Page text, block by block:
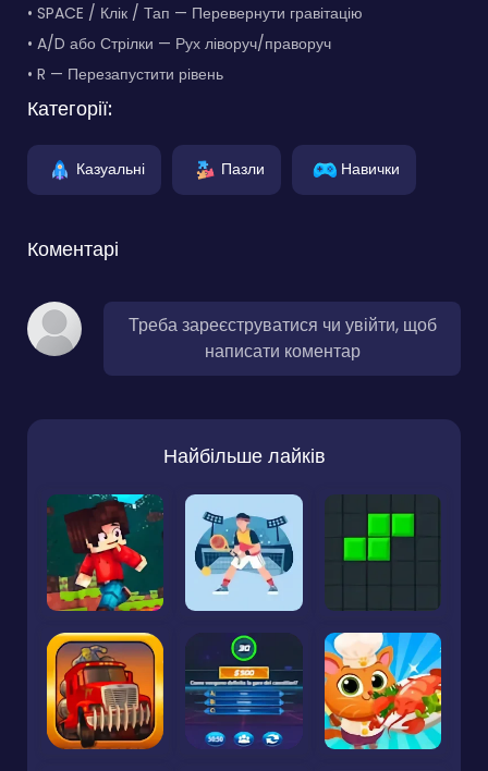
• SPACE / Клік / Тап — Перевернути гравітацію
• A/D або Стрілки — Рух ліворуч/праворуч
• R — Перезапустити рівень
Категорії:
Казуальні Пазли Навички
Коментарі
Треба зареєструватися чи увійти, щоб
написати коментар
Найбільше лайків